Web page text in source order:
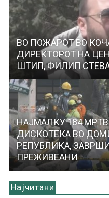
ВО ПОЖАРОТ ВО
ДИРЕКТОРОТ НА
ШТИП, ФИЛИП
НАЈМАЛКУ 184
ДИСКОТЕКА ВО
РЕПУБЛИКА,
ПРЕЖИВЕАНИ
Најчитани